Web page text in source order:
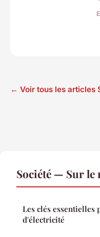
← Voir tous les articles
Société — Sur le
Les clés
d'électricité